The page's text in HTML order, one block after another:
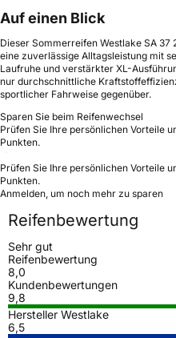
Auf einen Blick
Dieser Sommerreifen Westlake SA 37
eine zuverlässige Alltagsleistung mit
Laufruhe und verstärkter XL-
nur durchschnittliche
sportlicher Fahrweise gegenüber.
Sparen Sie beim Reifenwechsel
Prüfen Sie Ihre persönlichen Vorteile
Punkten.
Prüfen Sie Ihre persönlichen Vorteile
Punkten.
Anmelden, um noch mehr zu sparen
Reifenbewertung
Sehr gut
Reifenbewertung
8,0
Kundenbewertungen
9,8
Hersteller Westlake
6,5